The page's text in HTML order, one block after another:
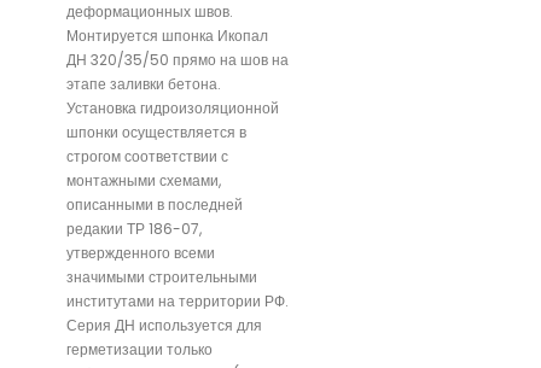
деформационных швов.
Монтируется шпонка Икопал
ДН 320/35/50 прямо на шов на
этапе заливки бетона.
Установка гидроизоляционной
шпонки осуществляется в
строгом соответствии с
монтажными схемами,
описанными в последней
редакии ТР 186-07,
утвержденного всеми
значимыми строительными
институтами на территории РФ.
Серия ДН используется для
герметизации только